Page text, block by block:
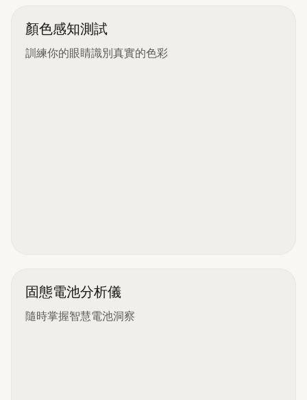
顏色感知測試
訓練你的眼睛識別真實的色彩
固態電池分析儀
隨時掌握智慧電池洞察